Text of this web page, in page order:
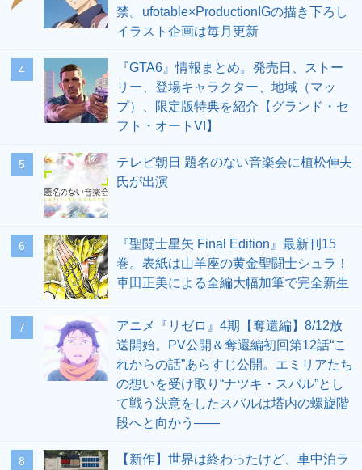
禁。ufotable×ProductionIGの描き下ろし
イラスト企画は毎月更新
4
『GTA6』情報まとめ。発売日、ストー
リー、登場キャラクター、地域（マッ
プ）、限定版特典を紹介【グランド・セ
フト・オートVI】
5
テレビ朝日 題名のない音楽会に植松伸夫
氏が出演
6
『聖闘士星矢 Final Edition』最新刊15
巻。表紙は山羊座の黄金聖闘士シュラ！
車田正美による全編大幅加筆で完全新生
7
アニメ『リゼロ』4期【奪還編】8/12放
送開始。PV公開＆奪還編初回第12話“こ
れからの話”あらすじ公開。エミリアたち
の想いを受け取り“ナツキ・スバル”とし
て戦う決意をしたスバルは塔内の螺旋階
段へと向かう――
8
【新作】世界は終わったけど、車中泊ラ